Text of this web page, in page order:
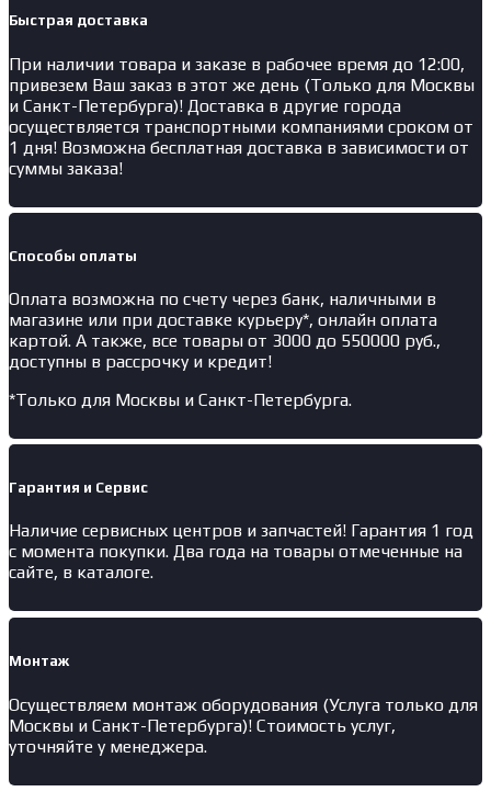
N3620FL,
Быстрая доставка
При наличии товара и заказе в рабочее время до 12:00,
привезем Ваш заказ в этот же день (Только для Москвы
и Санкт-Петербурга)! Доставка в другие города
осуществляется транспортными компаниями сроком от
1 дня! Возможна бесплатная доставка в зависимости от
суммы заказа!
Способы оплаты
Оплата возможна по счету через банк, наличными в
магазине или при доставке курьеру*, онлайн оплата
картой. А также, все товары от 3000 до 550000 руб.,
доступны в рассрочку и кредит!
*Только для Москвы и Санкт-Петербурга.
Гарантия и Сервис
Наличие сервисных центров и запчастей! Гарантия 1 год
с момента покупки. Два года на товары отмеченные на
сайте, в каталоге.
Монтаж
Осуществляем монтаж оборудования (Услуга только для
Москвы и Санкт-Петербурга)! Стоимость услуг,
уточняйте у менеджера.